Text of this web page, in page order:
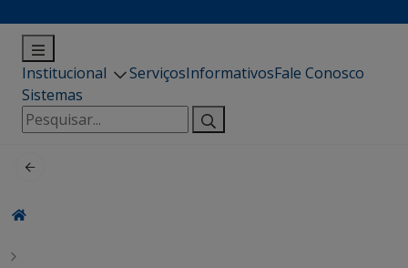
Institucional ServiçosInformativosFale Conosco
Sistemas
Pesquisar
por: